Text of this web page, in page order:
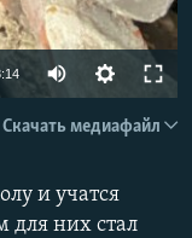
480p
Скачать медиафайл
и учатся
для них стал